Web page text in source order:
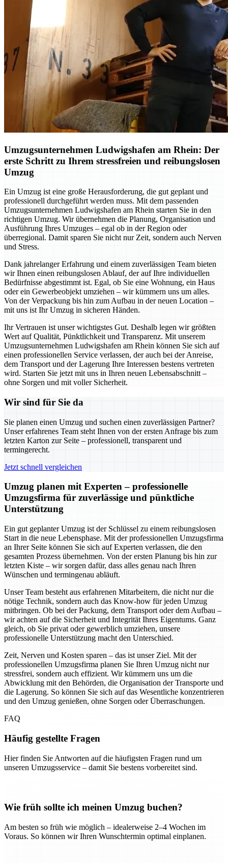
Umzugsunternehmen Ludwigshafen am Rhein: Der
erste Schritt zu Ihrem stressfreien und reibungslosen
Umzug
Ein Umzug ist eine große Herausforderung, die gut geplant und
professionell durchgeführt werden muss. Mit dem passenden
Umzugsunternehmen Ludwigshafen am Rhein starten Sie in den
richtigen Umzug. Wir übernehmen die Planung, Organisation und
Ausführung Ihres Umzuges – egal ob in der Region oder
überregional. Damit sparen Sie nicht nur Zeit, sondern auch Nerven
und Stress.
Dank jahrelanger Erfahrung und einem zuverlässigen Team bieten
wir Ihnen einen reibungslosen Ablauf, der auf Ihre individuellen
Bedürfnisse abgestimmt ist. Egal, ob Sie eine Wohnung, ein Haus
oder ein Gewerbeobjekt umziehen – wir kümmern uns um alles.
Von der Verpackung bis hin zum Aufbau in der neuen Location –
mit uns ist Ihr Umzug in sicheren Händen.
Ihr Vertrauen ist unser wichtigstes Gut. Deshalb legen wir größten
Wert auf Qualität, Pünktlichkeit und Transparenz. Mit unserem
Umzugsunternehmen Ludwigshafen am Rhein können Sie sich auf
einen professionellen Service verlassen, der auch bei der Anreise,
dem Transport und der Lagerung Ihre Interessen bestens vertreten
wird. Starten Sie jetzt mit uns in Ihren neuen Lebensabschnitt –
ohne Sorgen und mit voller Sicherheit.
Wir sind für Sie da
Sie planen einen Umzug und suchen einen zuverlässigen Partner?
Unser erfahrenes Team steht Ihnen von der ersten Anfrage bis zum
letzten Karton zur Seite – professionell, transparent und
termingerecht.
Jetzt schnell vergleichen
Umzug planen mit Experten – professionelle
Umzugsfirma für zuverlässige und pünktliche
Unterstützung
Ein gut geplanter Umzug ist der Schlüssel zu einem reibungslosen
Start in die neue Lebensphase. Mit der professionellen Umzugsfirma
an Ihrer Seite können Sie sich auf Experten verlassen, die den
gesamten Prozess übernehmen. Von der ersten Planung bis hin zur
letzten Kiste – wir sorgen dafür, dass alles genau nach Ihren
Wünschen und termingenau abläuft.
Unser Team besteht aus erfahrenen Mitarbeitern, die nicht nur die
nötige Technik, sondern auch das Know-how für jeden Umzug
mitbringen. Ob bei der Packung, dem Transport oder dem Aufbau –
wir achten auf die Sicherheit und Integrität Ihres Eigentums. Ganz
gleich, ob Sie privat oder gewerblich umziehen, unsere
professionelle Unterstützung macht den Unterschied.
Zeit, Nerven und Kosten sparen – das ist unser Ziel. Mit der
professionellen Umzugsfirma planen Sie Ihren Umzug nicht nur
stressfrei, sondern auch effizient. Wir kümmern uns um die
Abwicklung mit den Behörden, die Organisation der Transporte und
die Lagerung. So können Sie sich auf das Wesentliche konzentrieren
und den Umzug genießen, ohne Sorgen oder Überraschungen.
FAQ
Häufig gestellte Fragen
Hier finden Sie Antworten auf die häufigsten Fragen rund um
unseren Umzugsservice – damit Sie bestens vorbereitet sind.
Wie früh sollte ich meinen Umzug buchen?
Am besten so früh wie möglich – idealerweise 2–4 Wochen im
Voraus. So können wir Ihren Wunschtermin optimal einplanen.